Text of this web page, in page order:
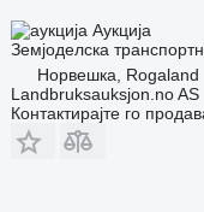
Аукција
Земјоделска
Норвешка, Rogaland
Landbruksauksjon.no AS
Контактирајте го